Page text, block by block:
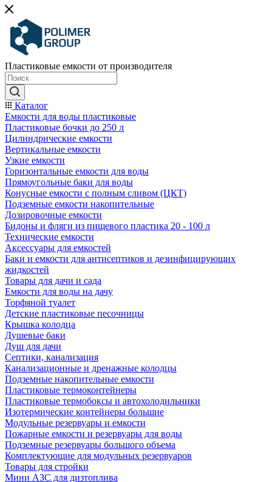
Пластиковые емкости от производителя
Каталог
Емкости для воды пластиковые
Пластиковые бочки до 250 л
Цилиндрические емкости
Вертикальные емкости
Узкие емкости
Горизонтальные емкости для воды
Прямоугольные баки для воды
Конусные емкости с полным сливом (ЦКТ)
Подземные емкости накопительные
Дозировочные емкости
Бидоны и фляги из пищевого пластика 20 - 100 л
Технические емкости
Аксессуары для емкостей
Баки и емкости для антисептиков и дезинфицирующих
жидкостей
Товары для дачи и сада
Емкости для воды на дачу
Торфяной туалет
Детские пластиковые песочницы
Крышка колодца
Душевые баки
Душ для дачи
Септики, канализация
Канализационные и дренажные колодцы
Подземные накопительные емкости
Пластиковые термоконтейнеры
Пластиковые термобоксы и автохолодильники
Изотермические контейнеры большие
Модульные резервуары и емкости
Пожарные емкости и резервуары для воды
Подземные резервуары большого объема
Комплектующие для модульных резервуаров
Товары для стройки
Мини АЗС для дизтоплива